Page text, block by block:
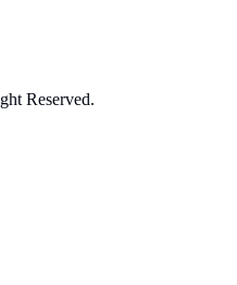
Reserved.